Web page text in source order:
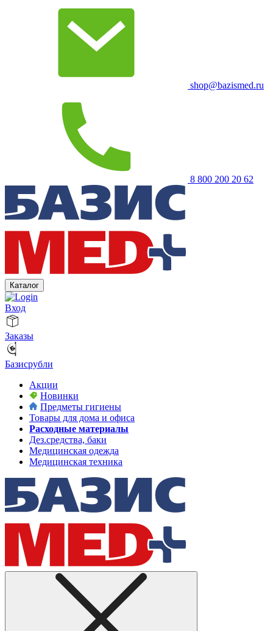
shop@bazismed.ru
8 800 200 20 62
Каталог
Вход
Заказы
Базисрубли
Акции
Новинки
Предметы гигиены
Товары для дома и офиса
Расходные материалы
Дез.средства, баки
Медицинская одежда
Медицинская техника